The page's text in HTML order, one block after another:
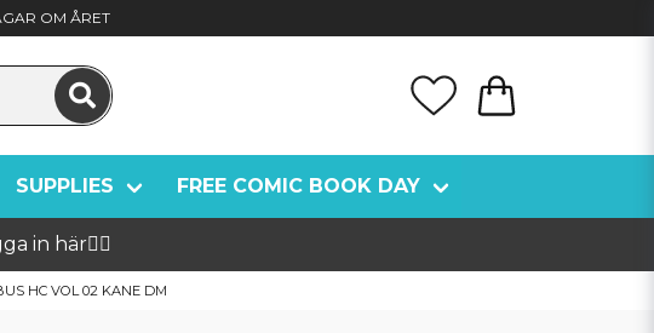
OM ÅRET
SUPPLIES FREE COMIC BOOK DAY
in här🦸‍♂️
HC VOL 02 KANE DM